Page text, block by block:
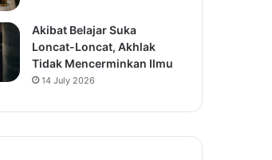
Akibat Belajar Suka
Loncat-Loncat, Akhlak
Tidak Mencerminkan Ilmu
14 July 2026